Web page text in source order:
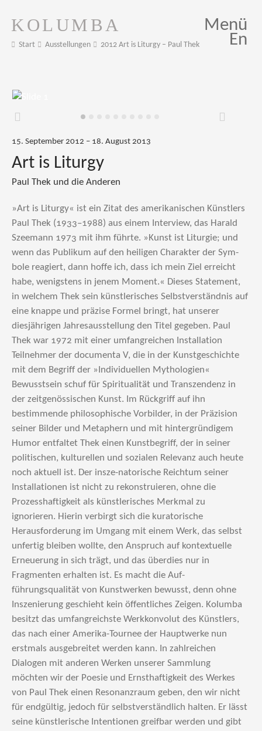
KOLUMBA
Start Ausstellungen 2012 Art is Liturgy – Paul Thek
Menü
En
Zurück Weiter
15. September 2012 – 18. August 2013
Art is Liturgy
Paul Thek und die Anderen
»Art is Liturgy« ist ein Zitat des amerikanischen Künstlers
Paul Thek (1933–1988) aus einem Interview, das Harald
Szeemann 1973 mit ihm führte. »Kunst ist Liturgie; und
wenn das Publikum auf den heiligen Charakter der Sym­
bole reagiert, dann hoffe ich, dass ich mein Ziel erreicht
habe, wenigstens in jenem Moment.« Dieses Statement,
in welchem Thek sein künstlerisches Selbstverständnis auf
eine knappe und präzise Formel bringt, hat unserer
diesjährigen Jahresausstellung den Titel gegeben. Paul
Thek war 1972 mit einer umfangreichen Installation
Teilnehmer der documenta V, die in der Kunstgeschichte
mit dem Begriff der »Individuellen Mythologien«
Bewusstsein schuf für Spiritualität und Transzendenz in
der zeitgenössischen Kunst. Im Rückgriff auf ihn
bestimmende philosophische Vorbilder, in der Präzision
seiner Bilder und Metaphern und mit hintergründigem
Humor entfaltet Thek einen Kunstbegriff, der in seiner
politischen, kulturellen und sozialen Relevanz auch heute
noch aktuell ist. Der insze-natorische Reichtum seiner
Installationen ist nicht zu rekonstruieren, ohne die
Prozesshaftigkeit als künstlerisches Merkmal zu
ignorieren. Hierin verbirgt sich die kurato­rische
Herausforderung im Umgang mit einem Werk, das selbst
unfertig bleiben wollte, den Anspruch auf kontextuelle
Erneuerung in sich trägt, und das überdies nur in
Fragmenten erhalten ist. Es macht die Auf­
führungsqualität von Kunstwerken bewusst, denn ohne
Inszenierung geschieht kein öffentliches Zeigen. Kolumba
besitzt das umfangreichste Werkkonvolut des Künstlers,
das nach einer Amerika-Tournee der Haupt­werke nun
erstmals ausgebreitet werden kann. In zahlreichen
Dialogen mit anderen Werken unserer Samm­lung
möchten wir der Poesie und Ernsthaftigkeit des Werkes
von Paul Thek einen Resonanzraum geben, den wir nicht
für endgültig, jedoch für selbstverständlich halten. Er lässt
seine künstlerische Intentionen greifbar werden und gibt